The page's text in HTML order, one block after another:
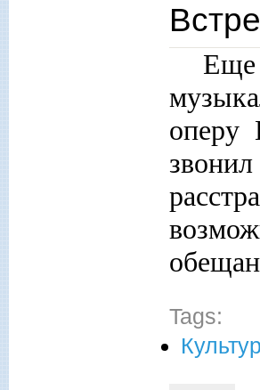
оперу
Tags: